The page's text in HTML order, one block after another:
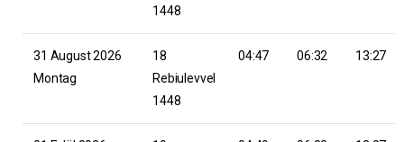
1448
31 August 2026
Montag
18
Rebiulevvel
1448
04:47 06:32 13:27